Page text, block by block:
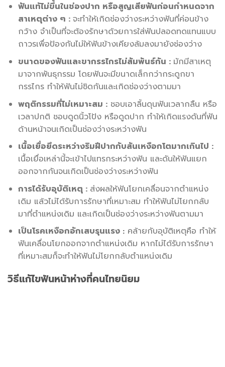
ฟันแท้ไม่ขึ้นในช่องปาก หรือสูญเสียฟันก่อนกำหนดจาก
สาเหตุต่าง ๆ : จะทำให้เกิดช่องว่างระหว่างฟันที่ค่อนข้าง
กว้าง จำเป็นที่จะต้องรักษาด้วยการใส่ฟันปลอดทดแทนแบบ
ถาวรเพื่อป้องกันไม่ให้ฟันข้างเคียงล้มลงมายังช่องว่าง
ขนาดของฟันและขากรรไกรไม่สัมพันธ์กัน : มักมีสาเหตุ
มาจากพันธุกรรม โดยฟันจะมีขนาดเล็กกว่ากระดูกขา
กรรไกร ทำให้ฟันไม่ชิดกันและเกิดช่องว่างตามมา
พฤติกรรมที่ไม่เหมาะสม :ชอบเอาลิ้นดุนฟันเวลากลืน หรือ
เวลาปกติ ชอบดูดนิ้วโป้ง หรือดูดปาก ทำให้เกิดแรงดันที่ฟัน
ด้านหน้าจนเกิดเป็นช่องว่างระหว่างฟัน
เนื้อเยื่อยึดระหว่างริมฝีปากกับสันเหงือกโตมากเกินไป :
เนื้อเยื่อเหล่านี้จะเข้าไปแทรกระหว่างฟัน และดันให้ฟันแยก
ออกจากกันจนเกิดเป็นช่องว่างระหว่างฟัน
การได้รับอุบัติเหตุ : ส่งผลให้ฟันโยกเคลื่อนจากตำแหน่ง
เดิม แล้วไม่ได้รับการรักษาที่เหมาะสม ทำให้ฟันไม่โยกกลับ
มาที่ตำแหน่งเดิม และเกิดเป็นช่องว่างระหว่างฟันตามมา
เป็นโรคเหงือกอักเสบรุนแรง:คล้ายกับอุบัติเหตุคือ ทำให้
ฟันเคลื่อนโยกออกจากตำแหน่งเดิม หากไม่ได้รับการรักษา
ที่เหมาะสมก็จะทำให้ฟันไม่โยกกลับตำแหน่งเดิม
วิธีแก้ไขฟันหน้าห่างที่คนไทยนิยม